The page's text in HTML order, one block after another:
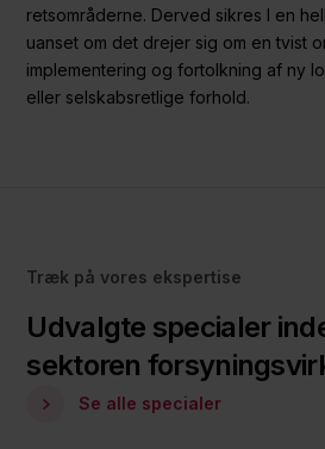
retsområderne. Derved sikres I en
uanset om det drejer sig om en tvist
implementering og fortolkning af ny
eller selskabsretlige forhold.
Træk på vores ekspertise
Udvalgte specialer
sektoren
Se alle specialer